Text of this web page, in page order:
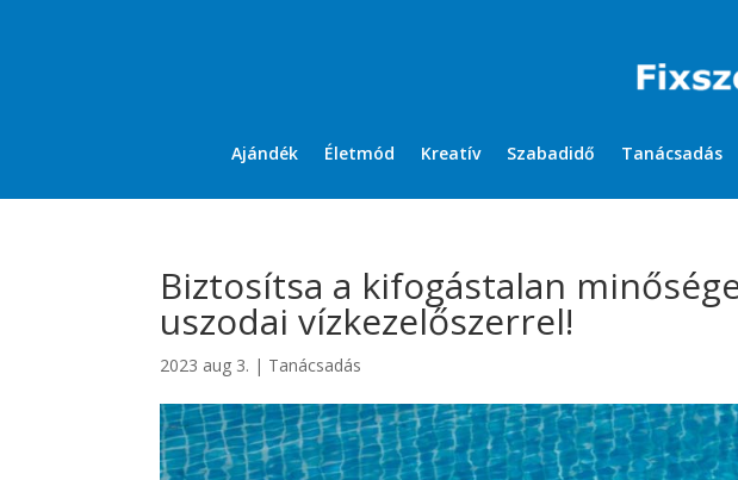
Ajándék Életmód Kreatív Szabadidő Tanácsadás
Biztosítsa a kifogástalan
uszodai vízkezelőszerrel!
2023 aug 3. | Tanácsadás